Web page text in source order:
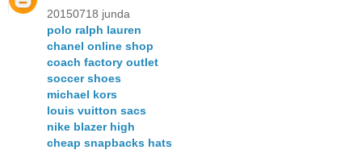
20150718 junda
polo ralph lauren
chanel online shop
coach factory outlet
soccer shoes
michael kors
louis vuitton sacs
nike blazer high
cheap snapbacks hats